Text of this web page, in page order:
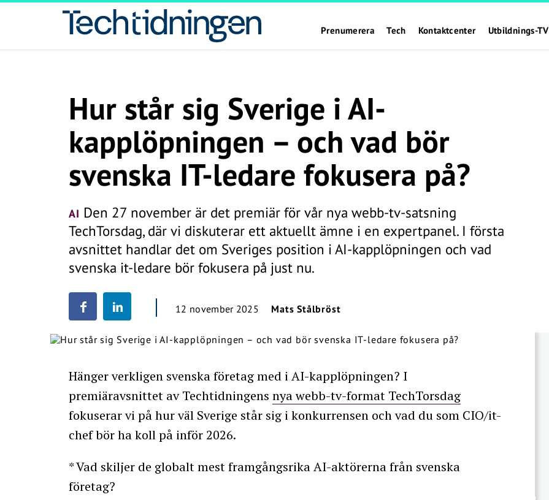
Prenumerera Tech Kontaktcenter Utbildnings-TV
Hur står sig Sverige i AI-
kapplöpningen – och vad bör
svenska IT-ledare fokusera på?
AI Den 27 november är det premiär för vår nya webb-tv-satsning
TechTorsdag, där vi diskuterar ett aktuellt ämne i en expertpanel. I första
avsnittet handlar det om Sveriges position i AI-kapplöpningen och vad
svenska it-ledare bör fokusera på just nu.
12 november 2025 Mats Stålbröst
Hänger verkligen svenska företag med i AI-kapplöpningen? I
premiäravsnittet av Techtidningens nya webb-tv-format TechTorsdag
fokuserar vi på hur väl Sverige står sig i konkurrensen och vad du som CIO/it-
chef bör ha koll på inför 2026.
* Vad skiljer de globalt mest framgångsrika AI-aktörerna från svenska
företag?